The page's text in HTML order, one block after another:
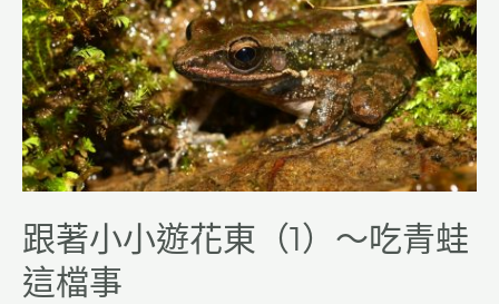
跟著小小遊花東（1）～吃青蛙
這檔事
遊
花
東
（1）
～
吃
青
這
檔
事